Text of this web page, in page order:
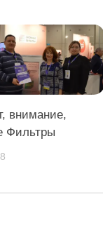
внимание,
Фильтры